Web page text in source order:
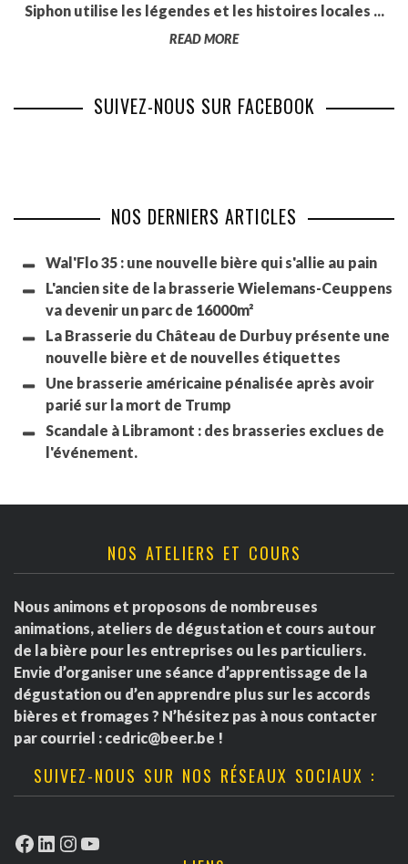
Siphon utilise les légendes et les histoires locales ...
READ MORE
SUIVEZ-NOUS SUR FACEBOOK
NOS DERNIERS ARTICLES
Wal'Flo 35 : une nouvelle bière qui s'allie au pain
L'ancien site de la brasserie Wielemans-Ceuppens
va devenir un parc de 16000m²
La Brasserie du Château de Durbuy présente une
nouvelle bière et de nouvelles étiquettes
Une brasserie américaine pénalisée après avoir
parié sur la mort de Trump
Scandale à Libramont : des brasseries exclues de
l'événement.
NOS ATELIERS ET COURS
Nous animons et proposons de nombreuses
animations, ateliers de dégustation et cours autour
de la bière pour les entreprises ou les particuliers.
Envie d’organiser une séance d’apprentissage de la
dégustation ou d’en apprendre plus sur les accords
bières et fromages ? N’hésitez pas à nous contacter
par courriel : cedric@beer.be !
SUIVEZ-NOUS SUR NOS RÉSEAUX SOCIAUX :
Facebook
LinkedIn
Instagram
YouTube